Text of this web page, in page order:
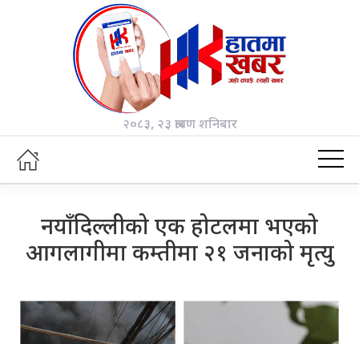
२०८३, २३ श्रावण शनिबार
नयाँदिल्लीको एक होटलमा भएको
आगलागीमा कम्तीमा २१ जनाको मृत्यु